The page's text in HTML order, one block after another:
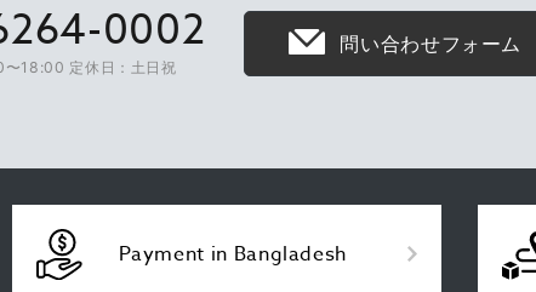
0002
〜18:00 定休日：土日祝
問い合わせフォーム
Payment in Bangladesh